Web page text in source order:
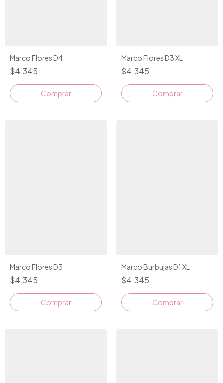
Marco Flores D4
$4.345
Comprar
Marco Flores D3 XL
$4.345
Comprar
Marco Flores D3
$4.345
Comprar
Marco Burbujas D1 XL
$4.345
Comprar